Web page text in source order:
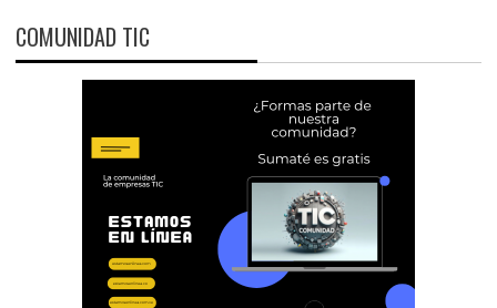
COMUNIDAD TIC